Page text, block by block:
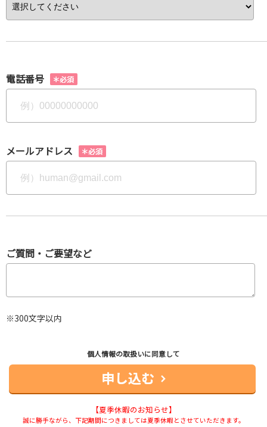
電話番号
メールアドレス
ご質問・ご要望など
※300文字以内
個人情報の取扱いに同意して
【夏季休暇のお知らせ】
誠に勝手ながら、下記期間につきましては夏季休暇とさせていただきます。